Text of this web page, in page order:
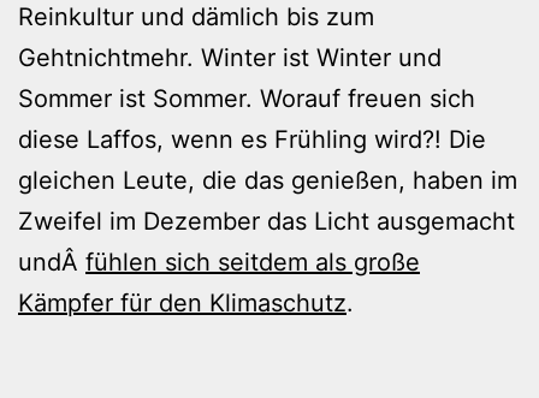
Reinkultur und dämlich bis zum
Gehtnichtmehr. Winter ist Winter und
Sommer ist Sommer. Worauf freuen sich
diese Laffos, wenn es Frühling wird?! Die
gleichen Leute, die das genießen, haben im
Zweifel im Dezember das Licht ausgemacht
undÂ fühlen sich seitdem als große
Kämpfer für den Klimaschutz.